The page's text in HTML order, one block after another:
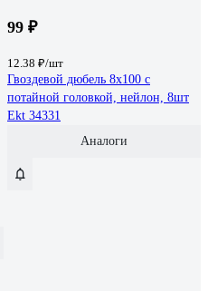
99 ₽
12.38 ₽/шт
Гвоздевой дюбель 8х100 с
потайной головкой, нейлон, 8шт
Ekt 34331
Аналоги